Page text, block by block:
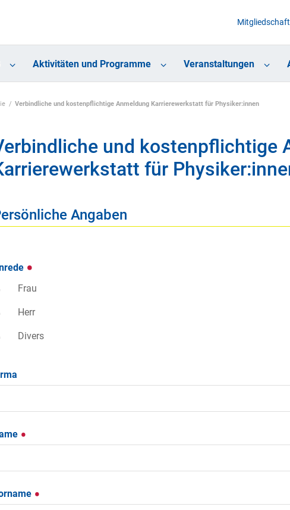
Mitgliedschaft
Aktivitäten und Programme Veranstaltungen
Verbindliche und kostenpflichtige Anmeldung Karrierewerkstatt für Physiker:innen
und kostenpflichtige
für
Angaben
Frau
Herr
Divers